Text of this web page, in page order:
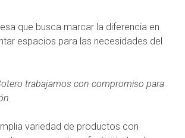
que busca marcar la diferencia en
espacios para las necesidades del
trabajamos con compromiso para
variedad de productos con